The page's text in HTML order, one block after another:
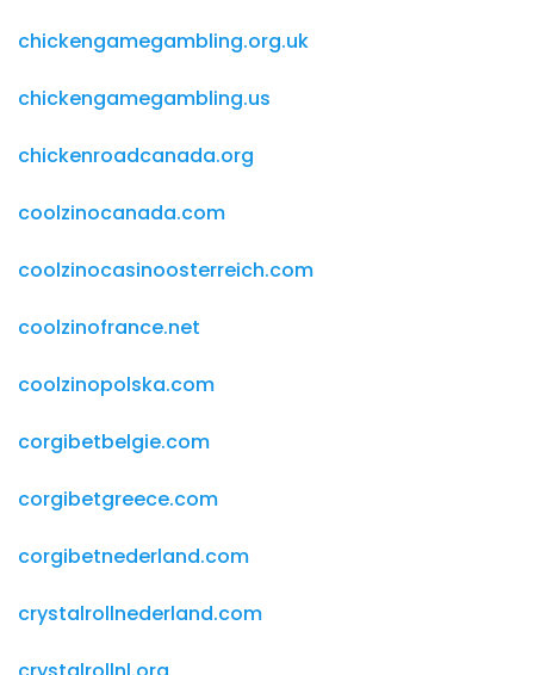
chickengamegambling.org.uk
chickengamegambling.us
chickenroadcanada.org
coolzinocanada.com
coolzinocasinoosterreich.com
coolzinofrance.net
coolzinopolska.com
corgibetbelgie.com
corgibetgreece.com
corgibetnederland.com
crystalrollnederland.com